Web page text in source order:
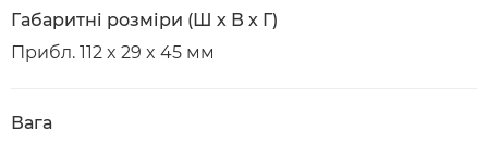
Габаритні розміри (Ш х В х Г)
Прибл. 112 x 29 x 45 мм
Вага